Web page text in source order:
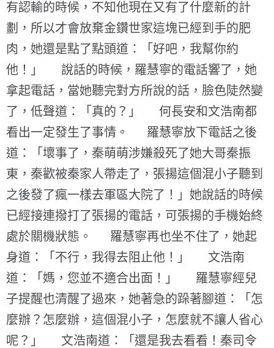
有認輸的時候，不知他現在又有了什麼新的計
劃，所以才會放棄金鑽世家這塊已經到手的肥
肉，她還是點了點頭道：「好吧，我幫你約
他！」 說話的時候，羅慧寧的電話響了，她
拿起電話，當她聽完對方所說的話，臉色陡然變
了，低聲道：「真的？」 何長安和文浩南都
看出一定發生了事情。 羅慧寧放下電話之後
道：「壞事了，秦萌萌涉嫌殺死了她大哥秦振
東，秦歡被秦家人帶走了，張揚這個混小子聽到
之後發了瘋一樣去軍區大院了！」她說話的時候
已經接連撥打了張揚的電話，可張揚的手機始終
處於關機狀態。 羅慧寧再也坐不住了，她起
身道：「不行，我得去阻止他！」 文浩南
道：「媽，您並不適合出面！」 羅慧寧經兒
子提醒也清醒了過來，她著急的跺著腳道：「怎
麼辦？怎麼辦，這個混小子，怎麼就不讓人省心
呢？」 文浩南道：「還是我去看看！秦司令